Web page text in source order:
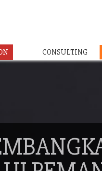
CONSULTING